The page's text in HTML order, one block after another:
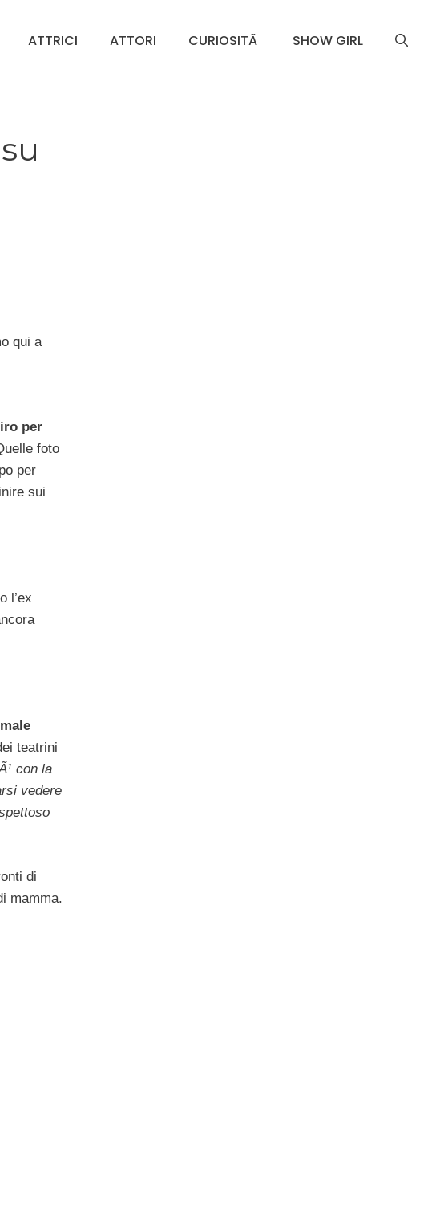
ATTRICI ATTORI CURIOSITÃ SHOW GIRL
qui a
per
foto
per
sui
l’ex
teatrini
con la
vedere
di
mamma.